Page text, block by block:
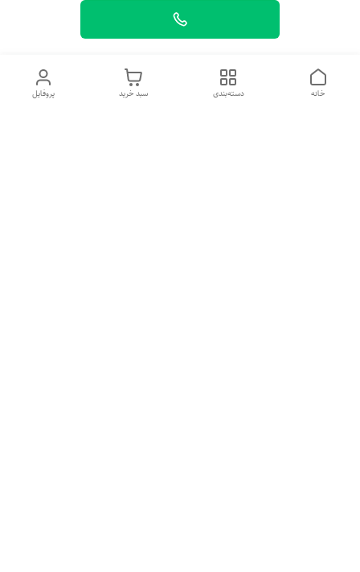
پروفایل سبد خرید دسته‌بندی خانه